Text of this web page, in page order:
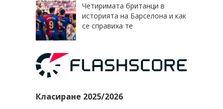
Четиримата британци в
историята на Барселона и как
се справиха те
Класиране 2025/2026